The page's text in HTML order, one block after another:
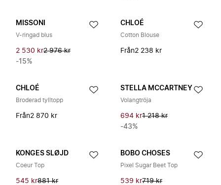
MISSONI
V-ringad blus
2 530 kr2 976 kr
-15%
CHLOÉ
Cotton Blouse
Från2 238 kr
CHLOÉ
Broderad tylltopp
Från2 870 kr
STELLA MCCARTNEY
Volangtröja
694 kr1 218 kr
-43%
KONGES SLØJD
Coeur Top
545 kr881 kr
BOBO CHOSES
Pixel Sugar Beet Top
539 kr719 kr